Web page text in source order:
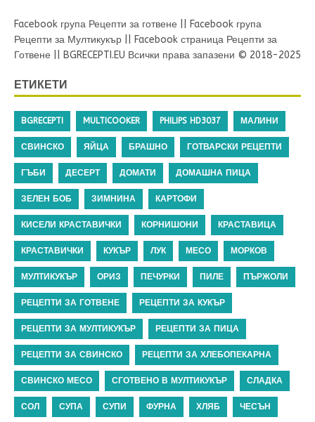
Facebook група Рецепти за готвене
Facebook група
Рецепти за Мултикукър
Facebook страница Рецепти за
Готвене
BGRECEPTI.EU Всички права запазени © 2018-2025
ЕТИКЕТИ
BGRECEPTI MULTICOOKER PHILIPS HD3037 МАЛИНИ
СВИНСКО ЯЙЦА БРАШНО ГОТВАРСКИ РЕЦЕПТИ
ГЪБИ ДЕСЕРТ ДОМАТИ ДОМАШНА ПИЦА
ЗЕЛЕН БОБ ЗИМНИНА КАРТОФИ
КИСЕЛИ КРАСТАВИЧКИ КОРНИШОНИ КРАСТАВИЦА
КРАСТАВИЧКИ КУКЪР ЛУК МЕСО МОРКОВ
МУЛТИКУКЪР ОРИЗ ПЕЧУРКИ ПИЛЕ ПЪРЖОЛИ
РЕЦЕПТИ ЗА ГОТВЕНЕ РЕЦЕПТИ ЗА КУКЪР
РЕЦЕПТИ ЗА МУЛТИКУКЪР РЕЦЕПТИ ЗА ПИЦА
РЕЦЕПТИ ЗА СВИНСКО РЕЦЕПТИ ЗА ХЛЕБОПЕКАРНА
СВИНСКО МЕСО СГОТВЕНО В МУЛТИКУКЪР СЛАДКА
СОЛ СУПА СУПИ ФУРНА ХЛЯБ ЧЕСЪН